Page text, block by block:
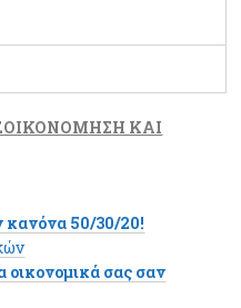
ΚΑΙ
κανόνα 50/30/20!
οικονομικά σας σαν